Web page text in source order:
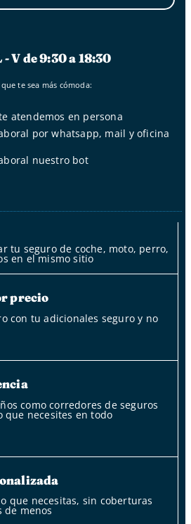
V de 9:30 a 18:30
te sea más cómoda:
atendemos en persona
por whatsapp, mail y oficina
nuestro bot
tu seguro de coche, moto, perro,
en el mismo sitio
precio
con tu adicionales seguro y no
como corredores de seguros
que necesites en todo
que necesitas, sin coberturas
de menos